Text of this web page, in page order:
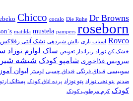
Chicco cocalo Die Ruhe Dr Browns
matilda mustela pampers roseborn
Rovco اسباب بازی بالش شیردهی تشک آنتی رفلاکس
خشک کن نوزاد زیرانداز تعویض ساک لوازم نوزاد
سرویس غذاخوری شامپو کودک شیشه شیر
سوییسی قنداق فرنگی قنداق چسبی لوستر لیوان
ضدنم
پتو نخی نوزاد پتو نوزاد پرده اتاق کودک پستانک
کودک کرم مرطوب کودک